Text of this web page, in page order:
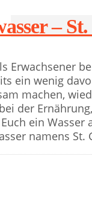
–
Erwachsener
ein wenig
machen,
der
ein Wasser
namens St.